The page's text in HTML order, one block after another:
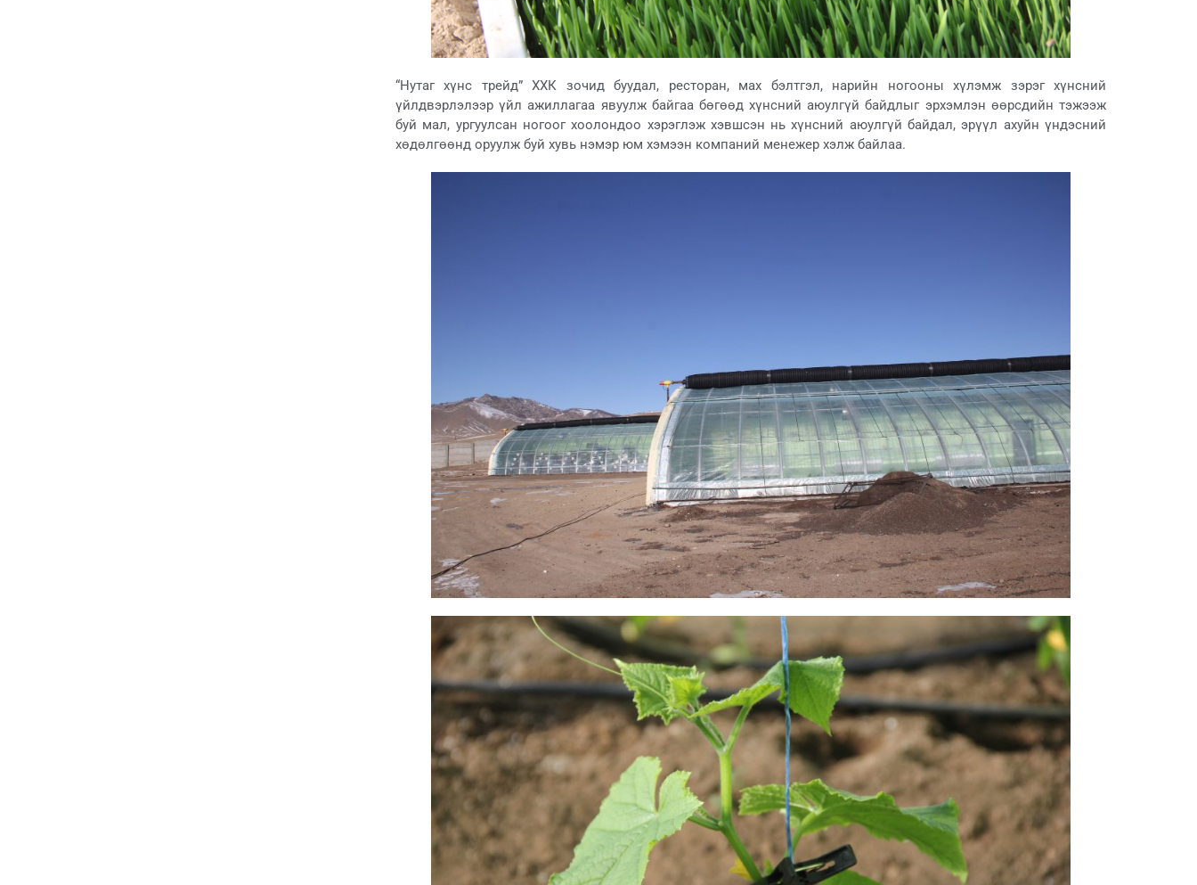
“Нутаг хүнс трейд” ХХК зочид буудал, ресторан, мах бэлтгэл, нарийн ногооны хүлэмж зэрэг хүнсний
үйлдвэрлэлээр үйл ажиллагаа явуулж байгаа бөгөөд хүнсний аюулгүй байдлыг эрхэмлэн өөрсдийн тэжээж
буй мал, ургуулсан ногоог хоолондоо хэрэглэж хэвшсэн нь хүнсний аюулгүй байдал, эрүүл ахуйн үндэсний
хөдөлгөөнд оруулж буй хувь нэмэр юм хэмээн компаний менежер хэлж байлаа.